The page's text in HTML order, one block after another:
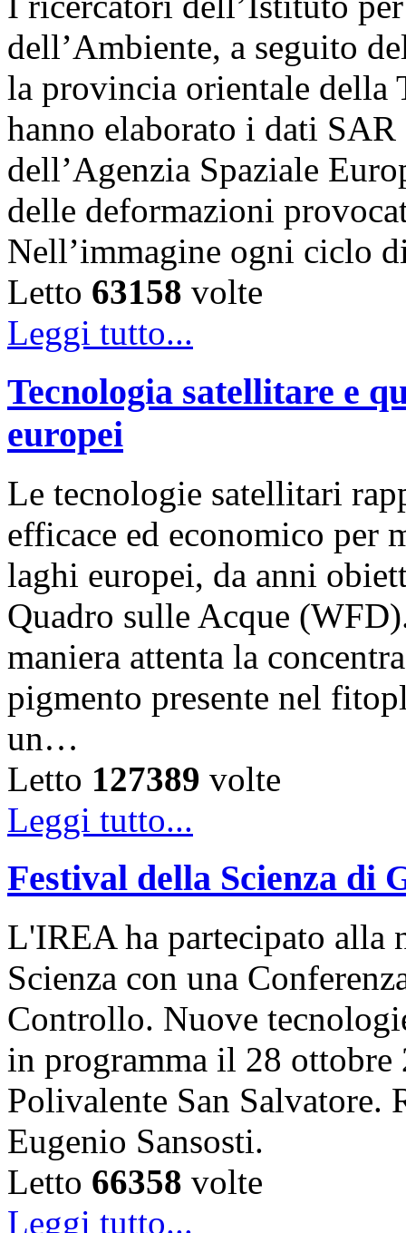
dell’Ambiente, a seguito
la provincia orientale della
hanno elaborato i dati
dell’Agenzia Spaziale
delle deformazioni
Nell’immagine ogni ciclo
Letto 63158 volte
Leggi tutto...
Tecnologia satellitare e
europei
Le tecnologie satellitari
efficace ed economico per
laghi europei, da anni
Quadro sulle Acque
maniera attenta la
pigmento presente nel
un…
Letto 127389 volte
Leggi tutto...
Festival della Scienza di
L'IREA ha partecipato alla
Scienza con una
Controllo. Nuove
in programma il 28
Polivalente San Salvatore.
Eugenio Sansosti.
Letto 66358 volte
Leggi tutto...